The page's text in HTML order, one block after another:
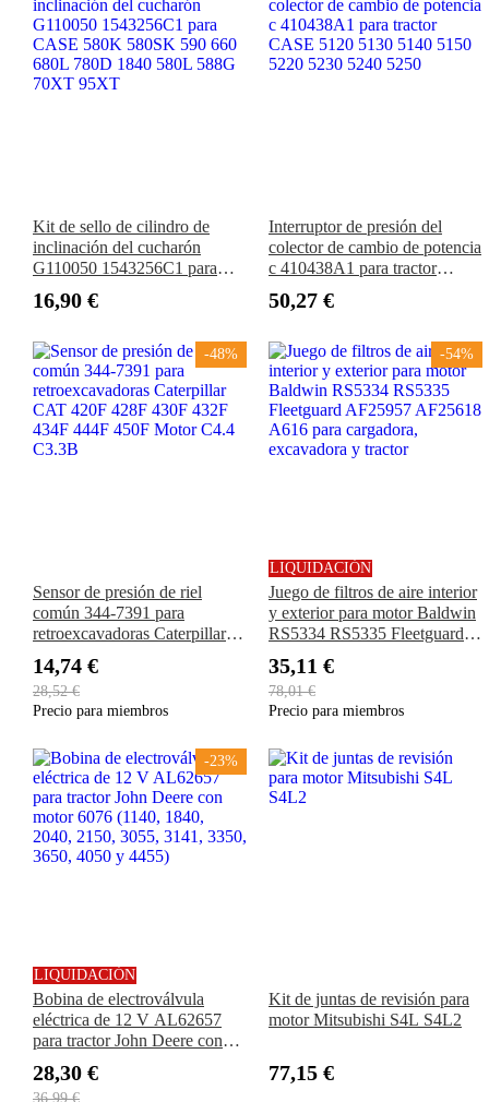
Kit de sello de cilindro de
inclinación del cucharón
G110050 1543256C1 para
680L 780D 1840 580L 588G
16,90 €
Interruptor de presión del
colector de cambio de potencia
c 410438A1 para tractor
5220 5230 5240 5250
50,27 €
-48%
Sensor de presión de riel
común 344-7391 para
retroexcavadoras Caterpillar
434F 444F 450F Motor C4.4
C3.3B
14,74 €
28,52 €
Precio para miembros
-54%
LIQUIDACIÓN
Juego de filtros de aire interior
y exterior para motor Baldwin
RS5334 RS5335 Fleetguard
para cargadora, excavadora y
tractor
35,11 €
78,01 €
Precio para miembros
-23%
LIQUIDACIÓN
Bobina de electroválvula
eléctrica de 12 V AL62657
para tractor John Deere con
2040, 2150, 3055, 3141, 3350,
28,30 €
36,99 €
Kit de juntas de revisión para
motor Mitsubishi S4L S4L2
77,15 €